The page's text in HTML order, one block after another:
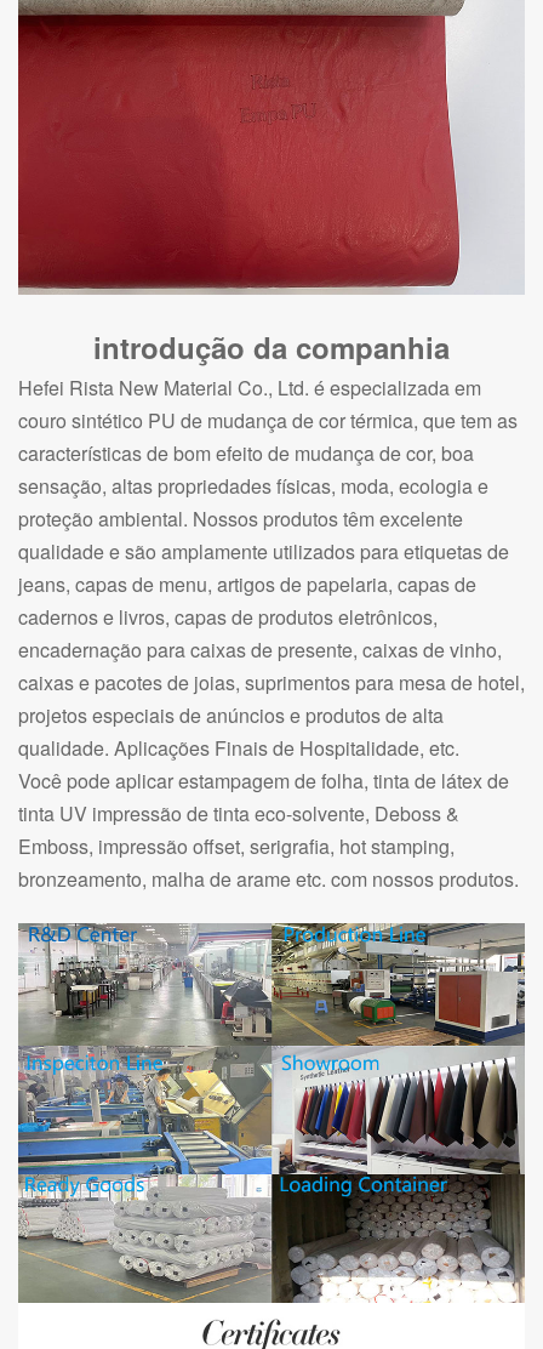
introdução da companhia
Hefei Rista New Material Co., Ltd. é especializada em
couro sintético PU de mudança de cor térmica, que tem as
características de bom efeito de mudança de cor, boa
sensação, altas propriedades físicas, moda, ecologia e
proteção ambiental. Nossos produtos têm excelente
qualidade e são amplamente utilizados para etiquetas de
jeans, capas de menu, artigos de papelaria, capas de
cadernos e livros, capas de produtos eletrônicos,
encadernação para caixas de presente, caixas de vinho,
caixas e pacotes de joias, suprimentos para mesa de hotel,
projetos especiais de anúncios e produtos de alta
qualidade. Aplicações Finais de Hospitalidade, etc.
Você pode aplicar estampagem de folha, tinta de látex de
tinta UV impressão de tinta eco-solvente, Deboss &
Emboss, impressão offset, serigrafia, hot stamping,
bronzeamento, malha de arame etc. com nossos produtos.